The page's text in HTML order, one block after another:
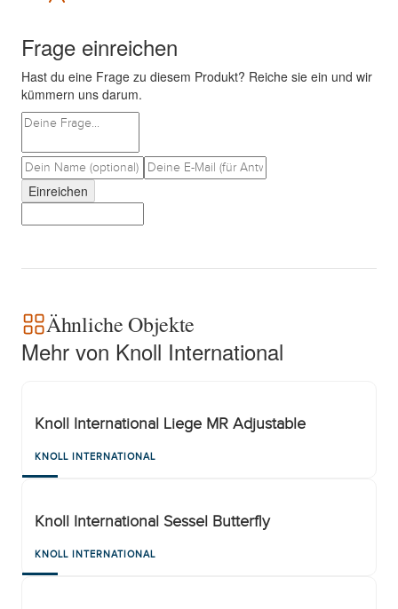
Frage einreichen
Hast du eine Frage zu diesem Produkt? Reiche sie ein und wir
kümmern uns darum.
Einreichen
Ähnliche Objekte
Mehr von Knoll International
Knoll International Liege MR Adjustable
KNOLL INTERNATIONAL
Knoll International Sessel Butterfly
KNOLL INTERNATIONAL